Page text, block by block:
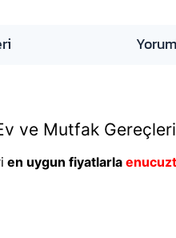
ve Mutfak Gereçleri
en uygun fiyatlarla